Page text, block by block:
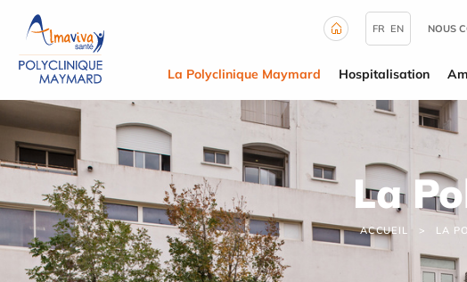
FR EN NOUS
La Polyclinique Maymard Hospitalisation
La
ACCUEIL LA
Panneau de gestion des cookies